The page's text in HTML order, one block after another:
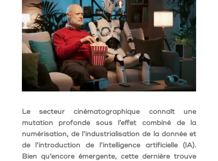
Le secteur cinématographique connaît une
mutation profonde sous l’effet combiné de la
numérisation, de l’industrialisation de la donnée et
de l’introduction de l’intelligence artificielle (IA).
Bien qu’encore émergente, cette dernière trouve